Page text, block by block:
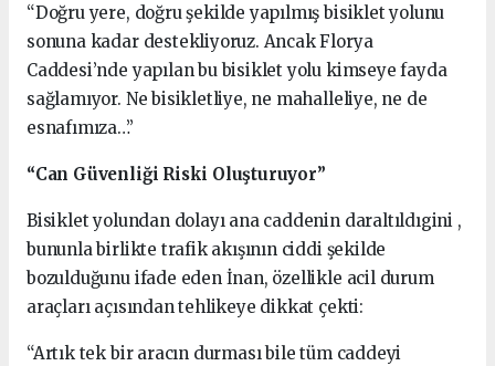
“Doğru yere, doğru şekilde yapılmış bisiklet yolunu
sonuna kadar destekliyoruz. Ancak Florya
Caddesi’nde yapılan bu bisiklet yolu kimseye fayda
sağlamıyor. Ne bisikletliye, ne mahalleliye, ne de
esnafımıza…”
“Can Güvenliği Riski Oluşturuyor”
Bisiklet yolundan dolayı ana caddenin daraltıldıgini ,
bununla birlikte trafik akışının ciddi şekilde
bozulduğunu ifade eden İnan, özellikle acil durum
araçları açısından tehlikeye dikkat çekti:
“Artık tek bir aracın durması bile tüm caddeyi